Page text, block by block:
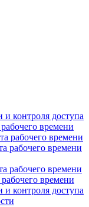
и контроля доступа
времени
рабочего времени
рабочего времени
рабочего времени
времени
и контроля доступа